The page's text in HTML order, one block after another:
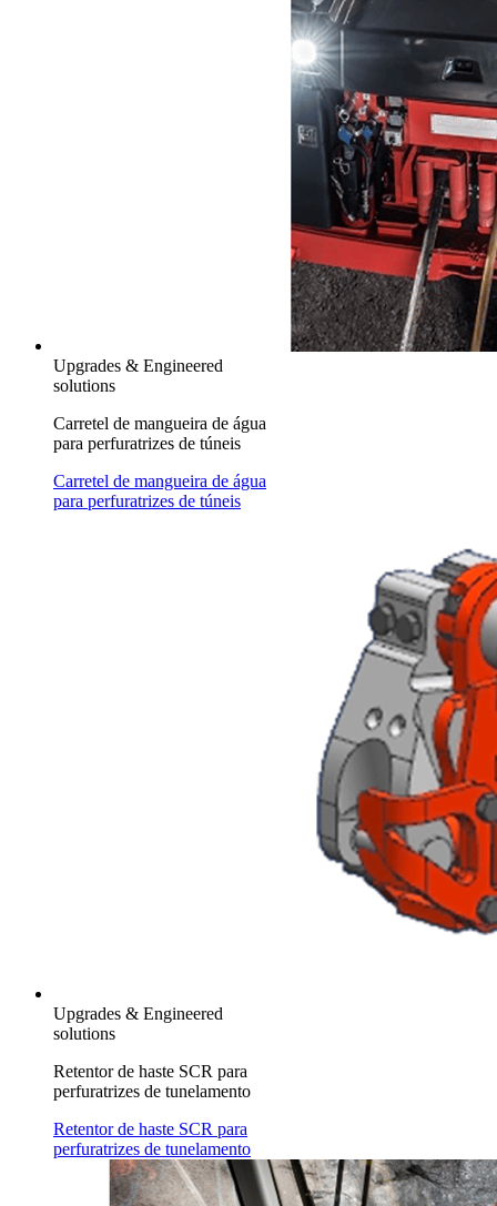
Upgrades & Engineered
solutions
Carretel de mangueira de água
para perfuratrizes de túneis
Carretel de mangueira de água
para perfuratrizes de túneis
Upgrades & Engineered
solutions
Retentor de haste SCR para
perfuratrizes de tunelamento
Retentor de haste SCR para
perfuratrizes de tunelamento